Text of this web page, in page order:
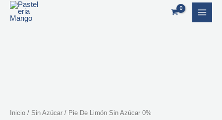
Inicio / Sin Azúcar / Pie De Limón Sin Azúcar 0%